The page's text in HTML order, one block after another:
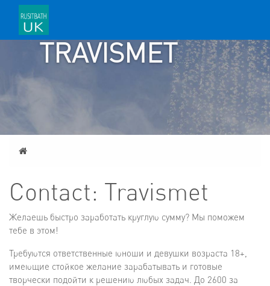
CONTACT:
TRAVISMET
Home
Contact: Travismet
Желаешь быстро заработать круглую сумму? Мы поможем
тебе в этом!
Требуются ответственные юноши и девушки возраста 18+,
имеющие стойкое желание зарабатывать и готовые
творчески подойти к решению любых задач. До 2600 за